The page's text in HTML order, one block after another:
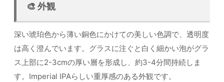
🎨 外観
深い琥珀色から薄い銅色にかけての美しい色調で、透明度
は高く澄んでいます。グラスに注ぐと白く細かい泡がグラ
ス上部に2-3cmの厚い層を形成し、約3-4分間持続しま
す。Imperial IPAらしい重厚感のある外観です。